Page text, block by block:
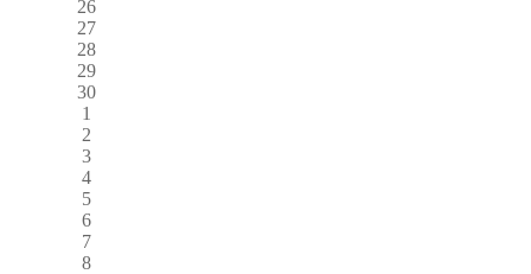
26
27
28
29
30
1
2
3
4
5
6
7
8